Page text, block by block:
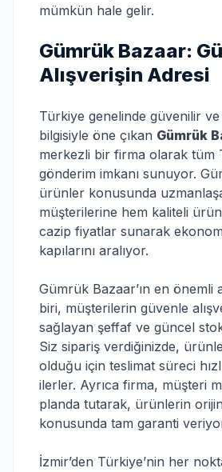
mümkün hale gelir.
Gümrük Bazaar:
Alışverişin Adresi
Türkiye genelinde güvenilir
bilgisiyle öne çıkan Gümrük
merkezli bir firma olarak tüm
gönderim imkanı sunuyor.
ürünler konusunda
müşterilerine hem kaliteli
cazip fiyatlar sunarak
kapılarını aralıyor.
Gümrük Bazaar’ın en önemli
biri, müşterilerin güvenle
sağlayan şeffaf ve güncel stok
Siz sipariş verdiğinizde,
olduğu için teslimat süreci
ilerler. Ayrıca firma, müşteri
planda tutarak, ürünlerin
konusunda tam garanti
İzmir’den Türkiye’nin her